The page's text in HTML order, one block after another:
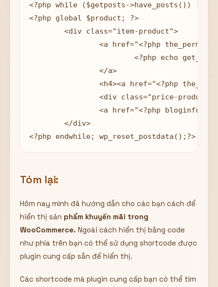
<?php while ($getposts->have_posts()) :
<?php global $product; ?>
<?php endwhile; wp_reset_postdata();?>
Tóm lại:
Hôm nay mình đã hướng dẫn cho các bạn cách để
hiển thị sản phẩm khuyến mãi trong
WooCommerce. Ngoài cách hiển thị bằng code
như phía trên bạn có thể sử dụng shortcode được
plugin cung cấp sẵn để hiển thị.
Các shortcode mà plugin cung cấp bạn có thể tìm